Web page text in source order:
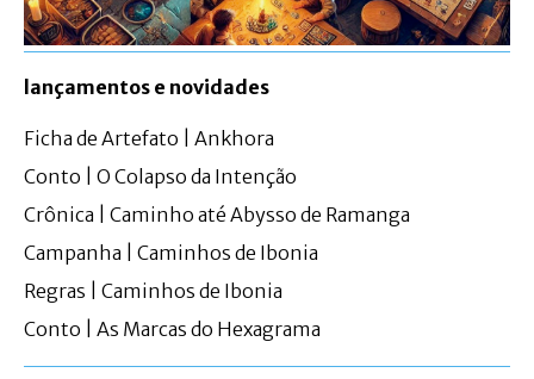
lançamentos e novidades
Ficha de Artefato | Ankhora
Conto | O Colapso da Intenção
Crônica | Caminho até Abysso de Ramanga
Campanha | Caminhos de Ibonia
Regras | Caminhos de Ibonia
Conto | As Marcas do Hexagrama